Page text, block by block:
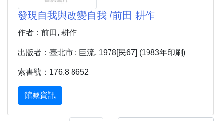
發現自我與改變自我 /前田 耕作
作者：前田, 耕作
出版者：臺北市 : 巨流, 1978[民67] (1983年印刷)
索書號：176.8 8652
館藏資訊